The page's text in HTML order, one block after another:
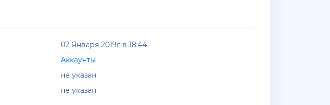
02 Января 2019г в 18:44
Аккаунты
не указан
не указан